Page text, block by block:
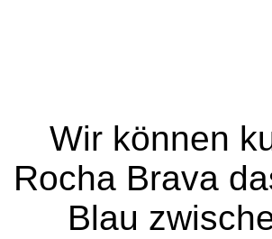
Wir können
Rocha Brava
Blau